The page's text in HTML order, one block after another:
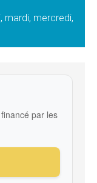
mardi, mercredi,
par les